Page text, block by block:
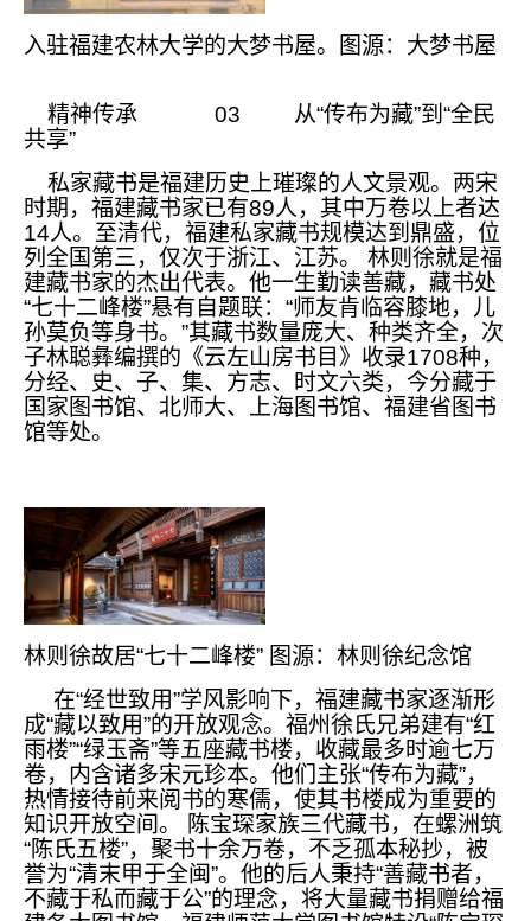
入驻福建农林大学的大梦书屋。图源：大梦书屋
精神传承 03 从“传布为藏”到“全民
共享”
私家藏书是福建历史上璀璨的人文景观。两宋
时期，福建藏书家已有89人，其中万卷以上者达
14人。至清代，福建私家藏书规模达到鼎盛，位
列全国第三，仅次于浙江、江苏。 林则徐就是福
建藏书家的杰出代表。他一生勤读善藏，藏书处
“七十二峰楼”悬有自题联：“师友肯临容膝地，儿
孙莫负等身书。”其藏书数量庞大、种类齐全，次
子林聪彝编撰的《云左山房书目》收录1708种，
分经、史、子、集、方志、时文六类，今分藏于
国家图书馆、北师大、上海图书馆、福建省图书
馆等处。
林则徐故居“七十二峰楼” 图源：林则徐纪念馆
在“经世致用”学风影响下，福建藏书家逐渐形
成“藏以致用”的开放观念。福州徐氏兄弟建有“红
雨楼”“绿玉斋”等五座藏书楼，收藏最多时逾七万
卷，内含诸多宋元珍本。他们主张“传布为藏”，
热情接待前来阅书的寒儒，使其书楼成为重要的
知识开放空间。 陈宝琛家族三代藏书，在螺洲筑
“陈氏五楼”，聚书十余万卷，不乏孤本秘抄，被
誉为“清末甲于全闽”。他的后人秉持“善藏书者，
不藏于私而藏于公”的理念，将大量藏书捐赠给福